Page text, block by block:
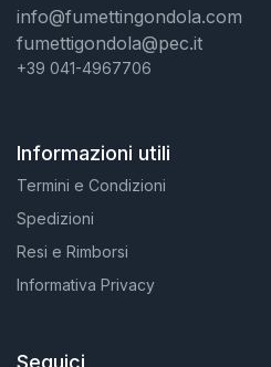
info@fumettingondola.com
fumettigondola@pec.it
+39 041-4967706
Informazioni utili
Termini e Condizioni
Spedizioni
Resi e Rimborsi
Informativa Privacy
Seguici